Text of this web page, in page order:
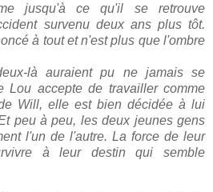
jusqu'à ce qu'il se retrouve
survenu deux ans plus tôt.
à tout et n'est plus que l'ombre
là auraient pu ne jamais se
Lou accepte de travailler comme
Will, elle est bien décidée à lui
peu à peu, les deux jeunes gens
l'un de l'autre. La force de leur
à leur destin qui semble